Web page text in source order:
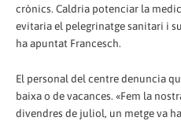
crònics. Caldria potenciar la
evitaria el pelegrinatge sanitari i
ha apuntat Francesch.
El personal del centre denuncia
baixa o de vacances. «Fem la
divendres de juliol, un metge va